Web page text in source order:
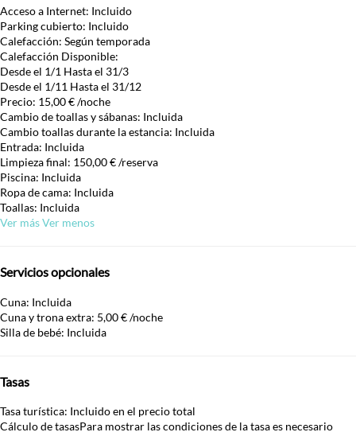
Acceso a Internet: Incluido
Parking cubierto: Incluido
Calefacción: Según temporada
Calefacción Disponible:
Desde el 1/1 Hasta el 31/3
Desde el 1/11 Hasta el 31/12
Precio: 15,00 € /noche
Cambio de toallas y sábanas: Incluida
Cambio toallas durante la estancia: Incluida
Entrada: Incluida
Limpieza final: 150,00 € /reserva
Piscina: Incluida
Ropa de cama: Incluida
Toallas: Incluida
Ver másVer menos
Servicios opcionales
Cuna: Incluida
Cuna y trona extra: 5,00 € /noche
Silla de bebé: Incluida
Tasas
Tasa turística: Incluido en el precio total
Cálculo de tasasPara mostrar las condiciones de la tasa es necesario